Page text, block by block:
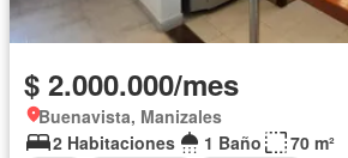
$ 2.000.000/mes
Buenavista, Manizales
2 Habitaciones
1 Baño
70 m²